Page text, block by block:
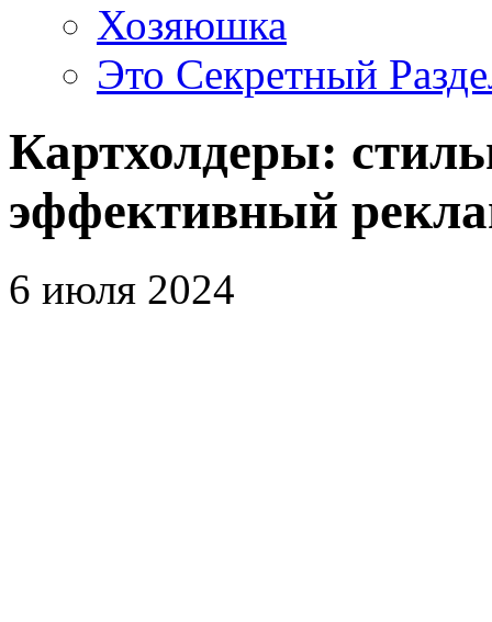
Хозяюшка
Это Секретный
Картхолдеры:
эффективный
6 июля 2024